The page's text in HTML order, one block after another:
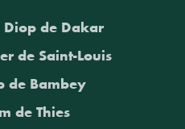
de Dakar
de Saint-Louis
de Bambey
de Thies